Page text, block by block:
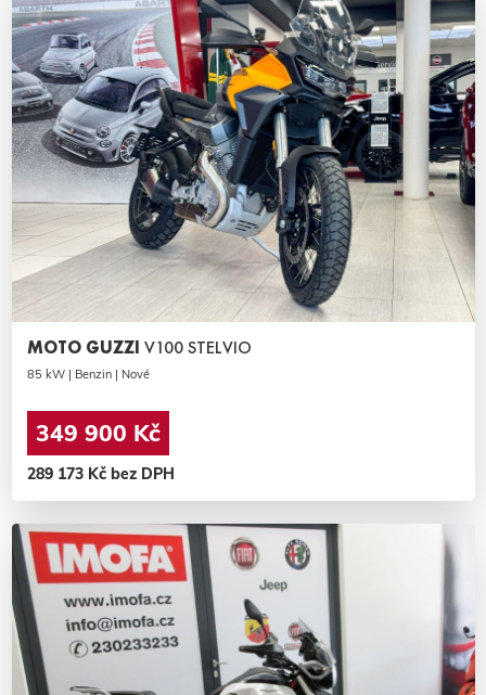
MOTO GUZZI V100 STELVIO
85 kW | Benzin | Nové
349 900 Kč
289 173 Kč bez DPH